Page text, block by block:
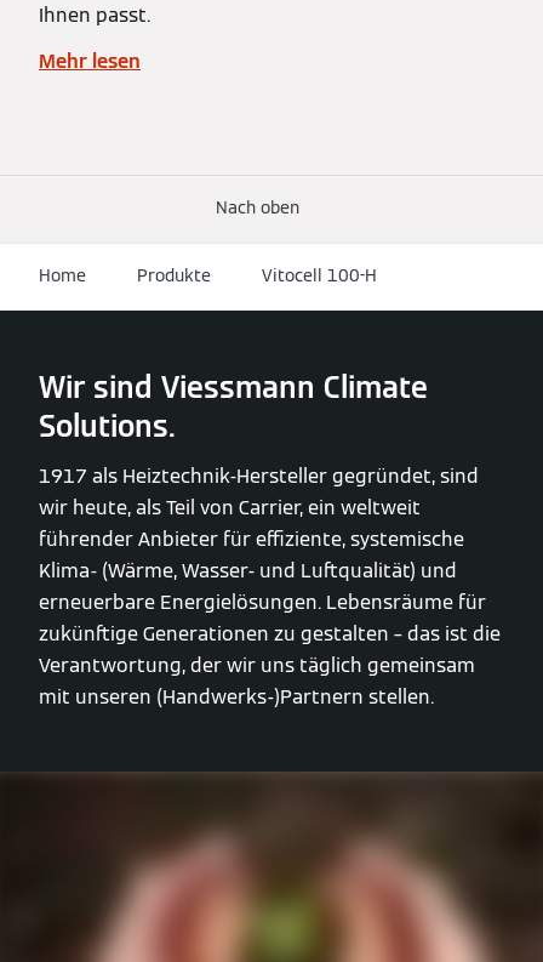
Ihnen passt.
Mehr lesen
Nach oben
Home Produkte Vitocell 100-H
Wir sind Viessmann Climate
Solutions.
1917 als Heiztechnik-Hersteller gegründet, sind
wir heute, als Teil von Carrier, ein weltweit
führender Anbieter für effiziente, systemische
Klima- (Wärme, Wasser- und Luftqualität) und
erneuerbare Energielösungen. Lebensräume für
zukünftige Generationen zu gestalten – das ist die
Verantwortung, der wir uns täglich gemeinsam
mit unseren (Handwerks-)Partnern stellen.